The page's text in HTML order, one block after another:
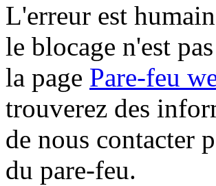
L'erreur est
le blocage n'est
la page Pare-feu
trouverez des
de nous contacter
du pare-feu.